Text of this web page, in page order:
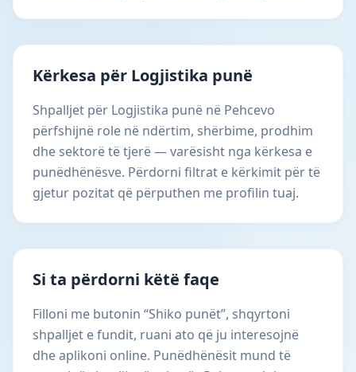
Kërkesa për Logjistika punë
Shpalljet për Logjistika punë në Pehcevo
përfshijnë role në ndërtim, shërbime, prodhim
dhe sektorë të tjerë — varësisht nga kërkesa e
punëdhënësve. Përdorni filtrat e kërkimit për të
gjetur pozitat që përputhen me profilin tuaj.
Si ta përdorni këtë faqe
Filloni me butonin “Shiko punët”, shqyrtoni
shpalljet e fundit, ruani ato që ju interesojnë
dhe aplikoni online. Punëdhënësit mund të